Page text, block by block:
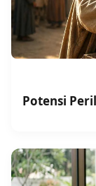
Potensi